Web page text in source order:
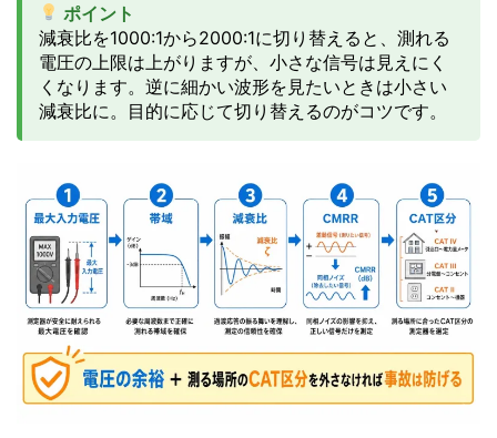
ポイント
減衰比を1000:1から2000:1に切り替えると、測れる
電圧の上限は上がりますが、小さな信号は見えにく
くなります。逆に細かい波形を見たいときは小さい
減衰比に。目的に応じて切り替えるのがコツです。